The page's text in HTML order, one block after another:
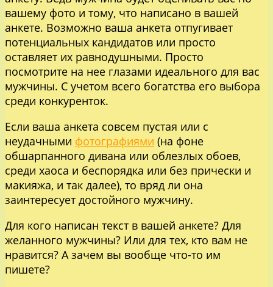
вашему фото и тому, что написано в вашей
анкете. Возможно ваша анкета отпугивает
потенциальных кандидатов или просто
оставляет их равнодушными. Просто
посмотрите на нее глазами идеального для вас
мужчины. С учетом всего богатства его выбора
среди конкуренток.
Если ваша анкета совсем пустая или с
неудачными фотографиями (на фоне
обшарпанного дивана или облезлых обоев,
среди хаоса и беспорядка или без прически и
макияжа, и так далее), то вряд ли она
заинтересует достойного мужчину.
Для кого написан текст в вашей анкете? Для
желанного мужчины? Или для тех, кто вам не
нравится? А зачем вы вообще что-то им
пишете?